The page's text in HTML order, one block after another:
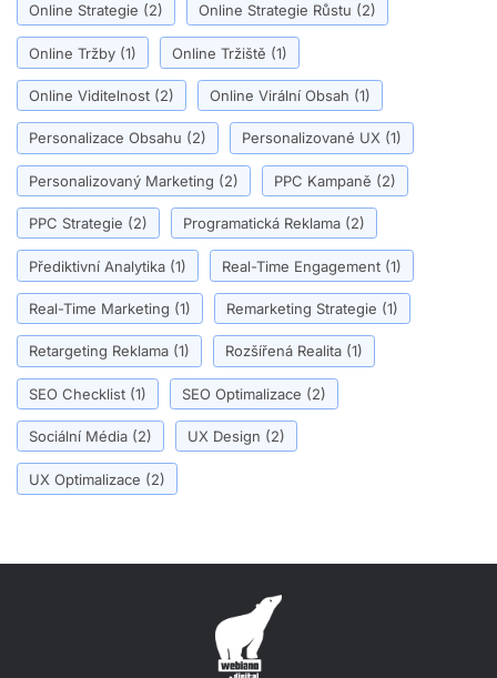
Online Strategie (2) Online Strategie Růstu (2)
Online Tržby (1) Online Tržiště (1)
Online Viditelnost (2) Online Virální Obsah (1)
Personalizace Obsahu (2) Personalizované UX (1)
Personalizovaný Marketing (2) PPC Kampaně (2)
PPC Strategie (2) Programatická Reklama (2)
Přediktivní Analytika (1) Real-Time Engagement (1)
Real-Time Marketing (1) Remarketing Strategie (1)
Retargeting Reklama (1) Rozšířená Realita (1)
SEO Checklist (1) SEO Optimalizace (2)
Sociální Média (2) UX Design (2)
UX Optimalizace (2)